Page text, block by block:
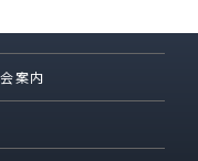
案内